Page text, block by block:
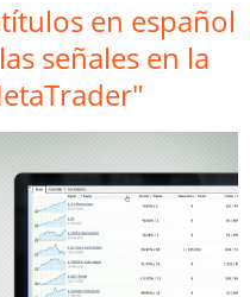
en español
señales en la